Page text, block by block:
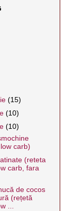
(15)
(10)
(10)
carb)
(reteta
carb, fara
de cocos
(rețetă
...